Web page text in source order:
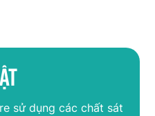
sử dụng các chất sát